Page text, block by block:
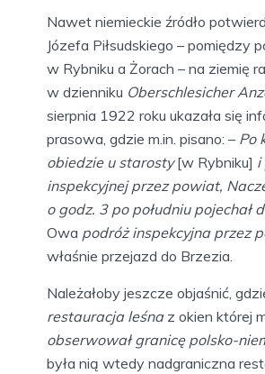
Nawet niemieckie źródło
Józefa Piłsudskiego – pomiędzy
w Rybniku a Żorach – na ziemię
w dzienniku Oberschlesicher
sierpnia 1922 roku ukazała się
prasowa, gdzie m.in. pisano: – Po
obiedzie u starosty[w Rybniku] i
inspekcyjnej przez powiat,
o godz. 3 po południu pojechał
Owa podróż inspekcyjna przez
właśnie przejazd do Brzezia.
Należałoby jeszcze objaśnić,
restauracja leśnaz okien której
obserwował granicę polsko-
była nią wtedy nadgraniczna